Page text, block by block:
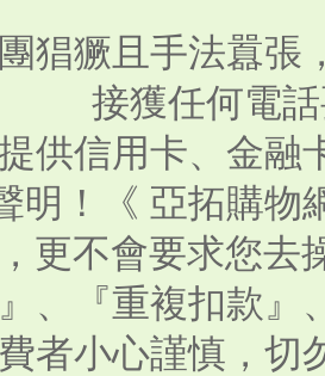
猖獗且手法囂張
接獲任何電
供信用卡、金融
明！《 亞拓購物
更不會要求您去
』、『重複扣款
者小心謹慎，切